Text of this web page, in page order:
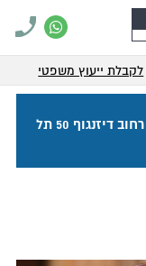
לקבלת ייעוץ משפטי
כתובתנו: מגדל על דיזנגוף סנטר קומה 16, רחוב דיזנגוף 50 תל